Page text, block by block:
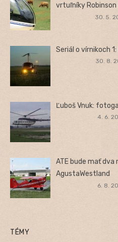
vrtuľníky Robinson
30. 5.
Seriál o vírnikoch
30. 8.
Ľuboš Vnuk:
4. 6.
ATE bude mať
AgustaWestland
6. 8.
TÉMY